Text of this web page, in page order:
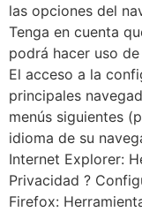
las opciones del
Tenga en cuenta
podrá hacer uso
El acceso a la
principales
menús siguientes
idioma de su
Internet Explorer:
Privacidad ?
Firefox: